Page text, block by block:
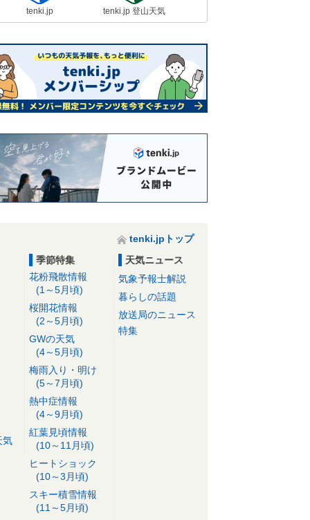
tenki.jp tenki.jp 登山天気
tenki.jpトップ
気
季節特集
花粉飛散情報
(1～5月頃)
桜開花情報
(2～5月頃)
GWの天気
(4～5月頃)
梅雨入り・明け
(5～7月頃)
熱中症情報
(4～9月頃)
紅葉見頃情報
(10～11月頃)
ヒートショック
(10～3月頃)
スキー積雪情報
(11～5月頃)
天気ニュース
気象予報士解説
暮らしの話題
放送局のニュース
特集